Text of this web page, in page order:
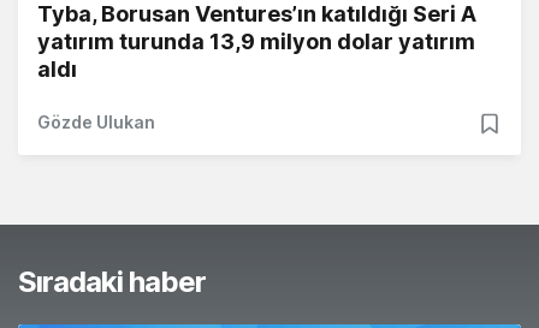
Tyba, Borusan Ventures’ın katıldığı Seri A
yatırım turunda 13,9 milyon dolar yatırım
aldı
Gözde Ulukan
Sıradaki haber